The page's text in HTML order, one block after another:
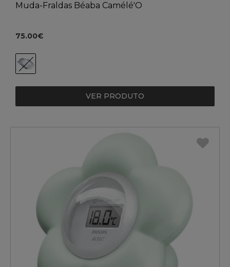
Muda-Fraldas Béaba Camélé'O
75.00€
VER PRODUTO